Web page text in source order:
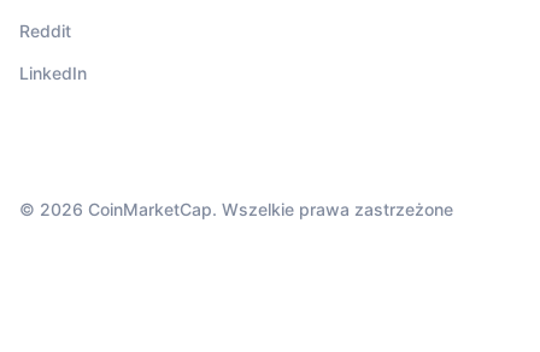
Reddit
LinkedIn
© 2026 CoinMarketCap. Wszelkie prawa zastrzeżone